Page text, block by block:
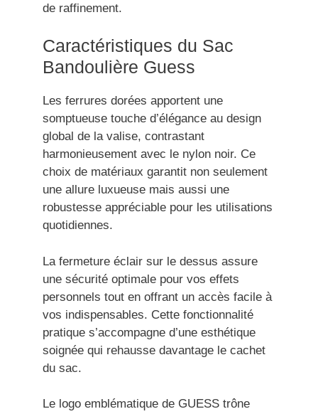
de raffinement.
Caractéristiques du Sac
Bandoulière Guess
Les ferrures dorées apportent une
somptueuse touche d’élégance au design
global de la valise, contrastant
harmonieusement avec le nylon noir. Ce
choix de matériaux garantit non seulement
une allure luxueuse mais aussi une
robustesse appréciable pour les utilisations
quotidiennes.
La fermeture éclair sur le dessus assure
une sécurité optimale pour vos effets
personnels tout en offrant un accès facile à
vos indispensables. Cette fonctionnalité
pratique s’accompagne d’une esthétique
soignée qui rehausse davantage le cachet
du sac.
Le logo emblématique de GUESS trône